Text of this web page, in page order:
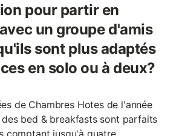
pour partir en
un groupe d'amis
sont plus adaptés
en solo ou à deux?
de Chambres Hotes de l'année
des bed & breakfasts sont parfaits
comptant jusqu'à quatre